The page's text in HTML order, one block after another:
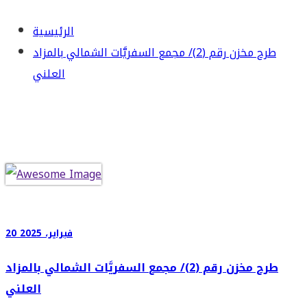
الرئيسية
طرح مخزن رقم (2)/ مجمع السفريَّات الشمالي بالمزاد
العلني
20 فبراير، 2025
طرح مخزن رقم (2)/ مجمع السفريَّات الشمالي بالمزاد
العلني